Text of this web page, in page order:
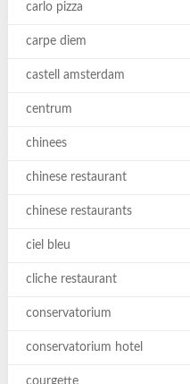
carlo pizza
carpe diem
castell amsterdam
centrum
chinees
chinese restaurant
chinese restaurants
ciel bleu
cliche restaurant
conservatorium
conservatorium hotel
courgette